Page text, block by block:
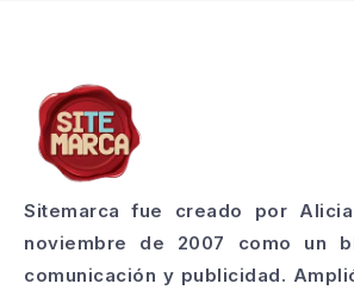
Sitemarca fue creado por
noviembre de 2007 como un
comunicación y publicidad.